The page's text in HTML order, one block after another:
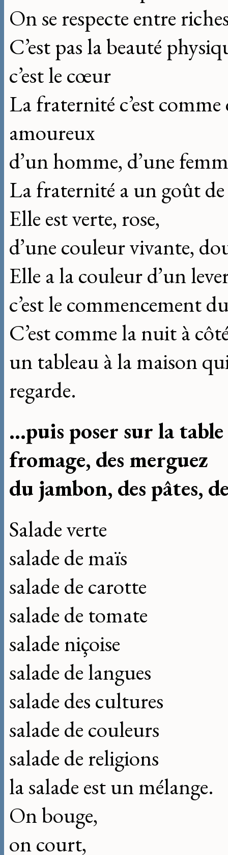
On se respecte entre
C’est pas la beauté
c’est le cœur
La fraternité c’est
amoureux
d’un homme, d’une
La fraternité a un goût
Elle est verte, rose,
d’une couleur vivante,
Elle a la couleur d’un
c’est le commencement
C’est comme la nuit à
un tableau à la maison
regarde.
...puis poser sur la
fromage, des merguez
du jambon, des pâtes,
Salade verte
salade de maïs
salade de carotte
salade de tomate
salade niçoise
salade de langues
salade des cultures
salade de couleurs
salade de religions
la salade est un mélange.
On bouge,
on court,